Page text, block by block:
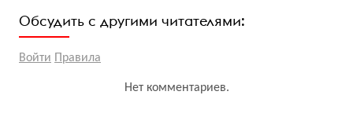
Обсудить с другими читателями:
Войти Правила
Нет комментариев.